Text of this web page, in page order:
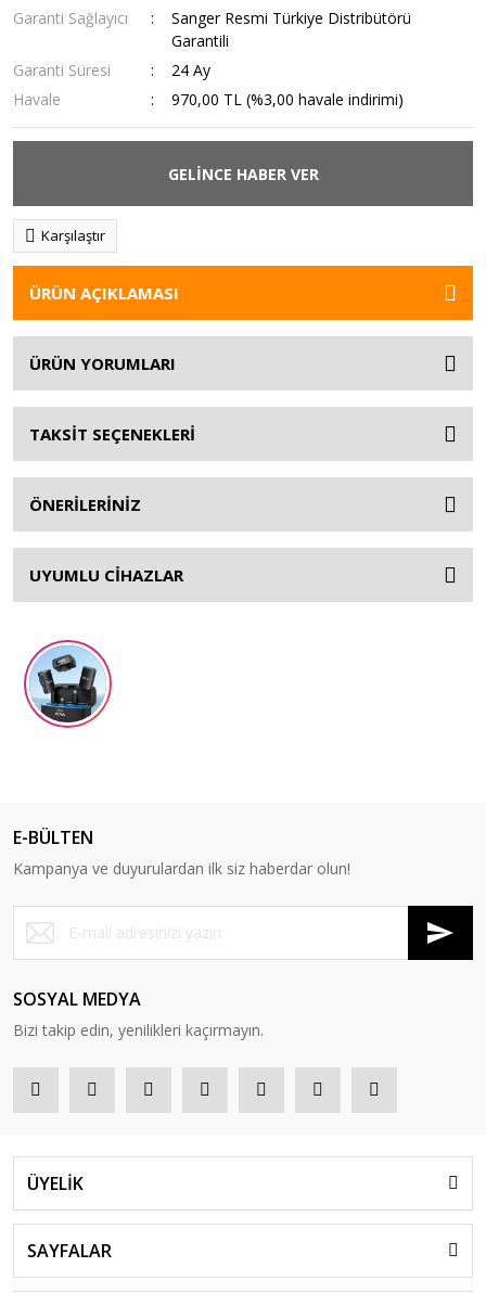
Garanti Sağlayıcı
Sanger Resmi Türkiye Distribütörü
Garantili
Garanti Süresi
24 Ay
Havale
970,00 TL (%3,00 havale indirimi)
GELİNCE HABER VER
Karşılaştır
ÜRÜN AÇIKLAMASI
ÜRÜN YORUMLARI
TAKSİT SEÇENEKLERİ
ÖNERİLERİNİZ
UYUMLU CİHAZLAR
E-BÜLTEN
Kampanya ve duyurulardan ilk siz haberdar olun!
SOSYAL MEDYA
Bizi takip edin, yenilikleri kaçırmayın.
ÜYELİK
SAYFALAR